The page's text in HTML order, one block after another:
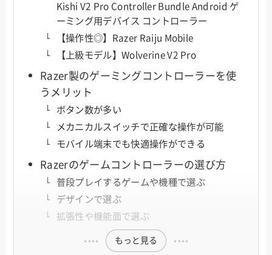
Kishi V2 Pro Controller Bundle Android ゲ
ーミング用デバイス コントローラー
【操作性◎】Razer Raiju Mobile
【上級モデル】Wolverine V2 Pro
Razer製のゲーミングコントローラーを使
うメリット
ボタン数が多い
メカニカルスイッチで正確な操作が可能
モバイル端末でも快適操作ができる
Razerのゲームコントローラーの選び方
普段プレイするゲームや機種で選ぶ
デザインで選ぶ
拡張性や機能面で選ぶ
もっと見る